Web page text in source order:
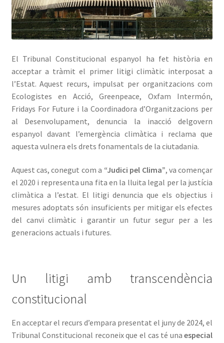
El Tribunal Constitucional espanyol ha fet història en
acceptar a tràmit el primer litigi climàtic interposat a
l’Estat. Aquest recurs, impulsat per organitzacions com
Ecologistes en Acció, Greenpeace, Oxfam Intermón,
Fridays For Future i la Coordinadora d’Organitzacions per
al Desenvolupament, denuncia la inacció delgovern
espanyol davant l’emergència climàtica i reclama que
aquesta vulnera els drets fonamentals de la ciutadania.
Aquest cas, conegut com a “Judici pel Clima”, va començar
el 2020 i representa una fita en la lluita legal per la justícia
climàtica a l’estat. El litigi denuncia que els objectius i
mesures adoptats són insuficients per mitigar els efectes
del canvi climàtic i garantir un futur segur per a les
generacions actuals i futures.
Un litigi amb transcendència
constitucional
En acceptar el recurs d’empara presentat el juny de 2024, el
Tribunal Constitucional reconeix que el cas té unaespecial